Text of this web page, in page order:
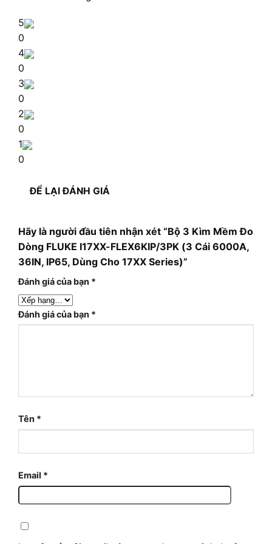
5
0
4
0
3
0
2
0
1
0
ĐỂ LẠI ĐÁNH GIÁ
Hãy là người đầu tiên nhận xét “Bộ 3 Kìm Mềm Đo
Dòng FLUKE I17XX-FLEX6KIP/3PK (3 Cái 6000A,
36IN, IP65, Dùng Cho 17XX Series)”
Đánh giá của bạn *
Đánh giá của bạn *
Tên *
Email *